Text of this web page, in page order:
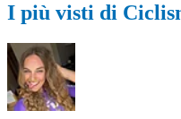
I più visti di